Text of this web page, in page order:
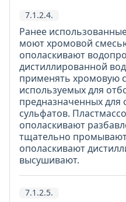
7.1.2.4.
Ранее
моют хромовой
ополаскивают
дистиллированной
применять хромовую
используемых для
предназначенных для
сульфатов.
ополаскивают
тщательно
ополаскивают
высушивают.
7.1.2.5.